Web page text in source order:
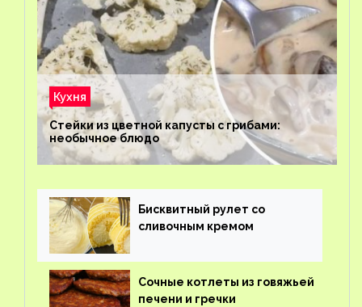
Кухня
Стейки из цветной капусты с грибами:
необычное блюдо
Бисквитный рулет со
сливочным кремом
Сочные котлеты из говяжьей
печени и гречки